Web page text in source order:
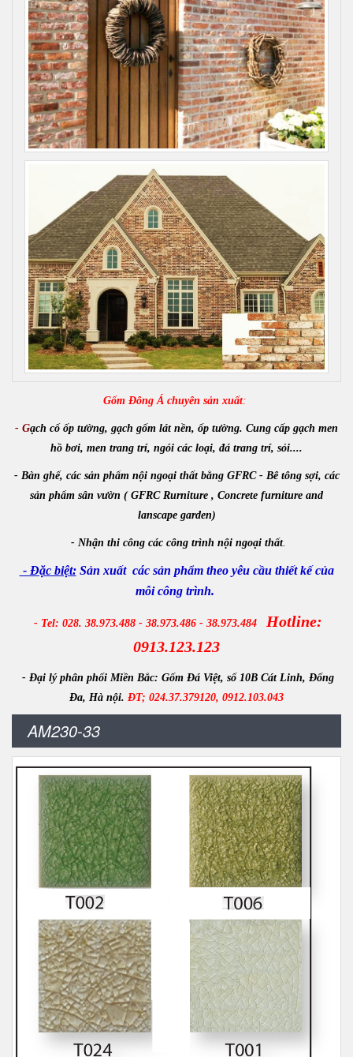
Gốm Đông Á chuyên sản xuất:
- Gạch cổ ốp tường, gạch gốm lát nền, ốp tường. Cung cấp gạch men
hồ bơi, men trang trí, ngói các loại, đá trang trí, sỏi....
- Bàn ghế, các sản phẩm nội ngoại thất bằng GFRC - Bê tông sợi, các
sản phẩm sân vườn ( GFRC Rurniture , Concrete furniture and
lanscape garden)
- Nhận thi công các công trình nội ngoại thất.
- Đặc biệt: Sản xuất các sản phẩm theo yêu cầu thiết kế của
mỗi công trình.
- Tel: 028. 38.973.488 - 38.973.486 - 38.973.484
Hotline:
0913.123.123
- Đại lý phân phối Miền Bắc: Gốm Đá Việt, số 10B Cát Linh, Đống
Đa, Hà nội. ĐT; 024.37.379120, 0912.103.043
AM230-33